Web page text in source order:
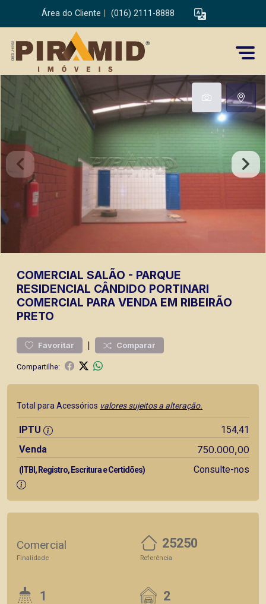
Área do Cliente (016) 2111-8888
COMERCIAL SALÃO - PARQUE
RESIDENCIAL CÂNDIDO PORTINARI
COMERCIAL PARA VENDA EM RIBEIRÃO
PRETO
Favoritar | Comparar
Compartilhe:
Total para Acessórios valores sujeitos a alteração.
IPTU
154,41
Venda
750.000,00
(ITBI, Registro, Escritura e Certidões) Consulte-nos
Comercial
Finalidade
25250
Referência
1 2